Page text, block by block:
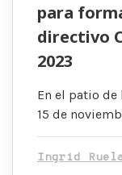
para
directivo
2023
En el patio de
15 de
Ingrid